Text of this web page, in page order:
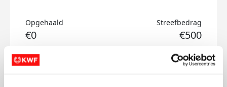
Opgehaald
€0
Streefbedrag
€500
Doneer